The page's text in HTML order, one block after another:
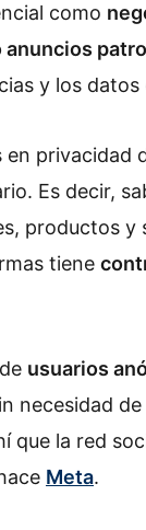
como
anuncios
y los
en privacidad
Es decir,
productos y
tiene
usuarios
necesidad
que la red
Meta.